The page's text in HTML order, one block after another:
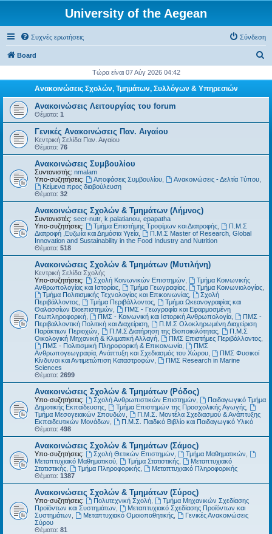
University of the Aegean
Συχνές ερωτήσεις Σύνδεση
Board
ζ
σ
Τώρα είναι 07 Αύγ 2026 04:42
Ανακοινώσεις Σχολών, Τμημάτων, Συλλόγων & Υπηρεσιών
Ανακοινώσεις Λειτουργίας του forum
Θέματα: 1
Γενικές Ανακοινώσεις Παν. Αιγαίου
Κεντρική Σελίδα Παν. Αιγαίου
Θέματα: 76
Ανακοινώσεις Συμβουλίου
Συντονιστής: nmalam
Υπο-συζητήσεις:
Αποφάσεις Συμβουλίου, Ανακοινώσεις - Δελτία Τύπου,
Kείμενα προς διαβούλευση
Θέματα: 32
Ανακοινώσεις Σχολών & Τμημάτων (Λήμνος)
Συντονιστές: secr-nutr k.palatianou epapatha
Υπο-συζητήσεις:
Τμήμα Επιστήμης Τροφίμων και Διατροφής,
Π.Μ.Σ
Διατροφή ,Ευζωία και Δημόσια Υγεία
Π.Μ.Σ Master of Research, Global
Innovation and Sustainability in the Food Industry and Nutrition
Θέματα: 518
Ανακοινώσεις Σχολών & Τμημάτων (Μυτιλήνη)
Κεντρική Σελίδα Σχολής
Υπο-συζητήσεις:
Σχολή Κοινωνικών Επιστημών
Τμήμα Κοινωνικής
Ανθρωπολογίας και Ιστορίας
Τμήμα Γεωγραφίας, Τμήμα Κοινωνιολογίας,
Τμήμα Πολιτισμικής Τεχνολογίας και Επικοινωνίας,
Σχολή
Περιβάλλοντος
Τμήμα Περιβάλλοντος,
Τμήμα Ωκεανογραφίας και
Θαλασσίων Βιοεπιστημών
ΠΜΣ - Γεωγραφία και Εφαρμοσμένη
Γεωπληροφορική
ΠΜΣ - Κοινωνική και Ιστορική Ανθρωπολογία,
ΠΜΣ -
Περιβαλλοντική Πολιτική και Διαχείριση
Π.Μ.Σ Ολοκληρωμένη Διαχείριση
Παράκτιων Περιοχών
Π.Μ.Σ Διατήρηση της Βιοποικιλότητας,
Π.Μ.Σ
Οικολογική Μηχανική & Κλιματική Αλλαγή
ΠΜΣ Επιστήμες Περιβάλλοντος,
ΠΜΣ - Πολιτισμική Πληροφορική & Επικοινωνία,
ΠΜΣ
Ανθρωπογεωγραφία, Ανάπτυξη και Σχεδιασμός του Χώρου
ΠΜΣ Φυσικοί
Κίνδυνοι και Αντιμετώπιση Καταστροφών
ΠΜΣ Research in Marine
Sciences
Θέματα: 2699
Ανακοινώσεις Σχολών & Τμημάτων (Ρόδος)
Υπο-συζητήσεις: Σχολή Ανθρωπιστικών Επιστημών
Παιδαγωγικό Τμήμα
Δημοτικής Εκπαίδευσης
Τμήμα Επιστημών της Προσχολικής Αγωγής,
Τμήμα Μεσογειακών Σπουδών
Π.Μ.Σ. Μοντέλα Σχεδιασμού & Ανάπτυξης
Εκπαιδευτικών Μονάδων
Π.Μ.Σ. Παιδικό Βιβλίο και Παιδαγωγικό Υλικό
Θέματα: 498
Ανακοινώσεις Σχολών & Τμημάτων (Σάμος)
Υπο-συζητήσεις: Σχολή Θετικών Επιστημών Τμήμα Μαθηματικών
Μεταπτυχιακό Μαθηματικού
Τμήμα Στατιστικής,
Μεταπτυχιακό
Στατιστικής
Τμήμα Πληροφορικής,
Μεταπτυχιακό Πληροφορικής
Θέματα: 1387
Ανακοινώσεις Σχολών & Τμημάτων (Σύρος)
Υπο-συζητήσεις: Πολυτεχνική Σχολή,
Τμήμα Μηχανικών Σχεδίασης
Προϊόντων και Συστημάτων
Μεταπτυχιακό Σχεδίασης Προϊόντων και
Συστημάτων
Μεταπτυχιακό Ομοιοπαθητικής,
Γενικές Ανακοινώσεις
Σύρου
Θέματα: 81